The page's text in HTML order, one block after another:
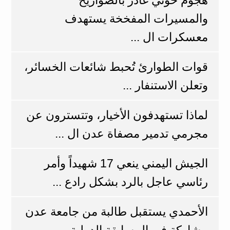
والمسيرات المفخخة يستهدف
معسكرات ال ...
​قوات الطوارئ تُحبط شائعات الخسائر،
وتعلن الاستنفار ...
لماذا تستهدفون الأخيار، وتتسترون عن
مجرمي تدمير مصفاة عدن ال ...
الجيش اليمني ينعي 17 شهيداً وأمر
رئاسي عاجل بالرد بشكل رادع ...
الأحمدي يستقبل طالبة من جامعة عدن